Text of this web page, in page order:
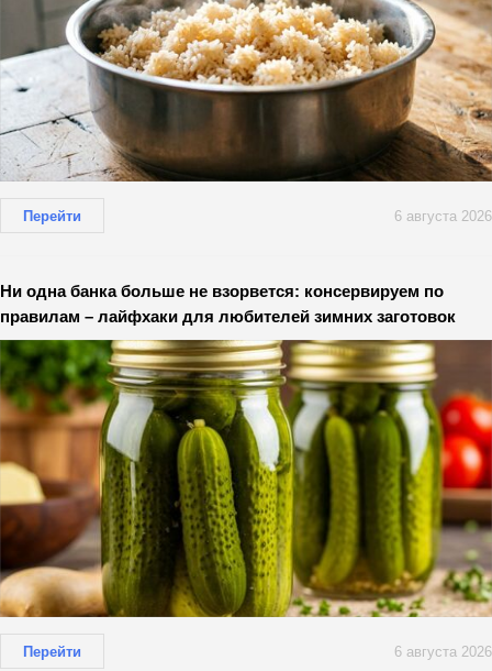
Перейти 6 августа 2026
Ни одна банка больше не взорвется: консервируем по
правилам – лайфхаки для любителей зимних заготовок
Перейти 6 августа 2026